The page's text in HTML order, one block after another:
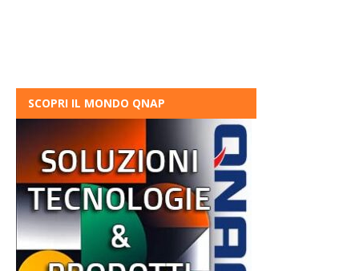
SCOPRI IL MONDO QNAP